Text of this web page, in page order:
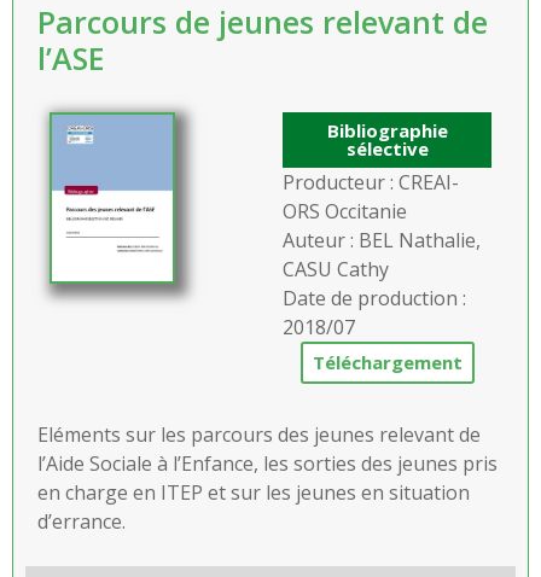
Parcours de jeunes relevant de
l’ASE
Bibliographie
sélective
Producteur : CREAI-
ORS Occitanie
Auteur : BEL Nathalie,
CASU Cathy
Date de production :
2018/07
Téléchargement
Eléments sur les parcours des jeunes relevant de
l’Aide Sociale à l’Enfance, les sorties des jeunes pris
en charge en ITEP et sur les jeunes en situation
d’errance.